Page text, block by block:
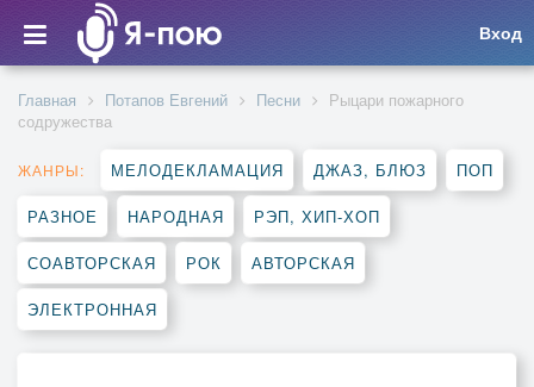
Вход
Главная Потапов Евгений Песни
Рыцари пожарного
содружества
ЖАНРЫ: МЕЛОДЕКЛАМАЦИЯ ДЖАЗ, БЛЮЗ ПОП
РАЗНОЕ НАРОДНАЯ РЭП, ХИП-ХОП
СОАВТОРСКАЯ РОК АВТОРСКАЯ
ЭЛЕКТРОННАЯ